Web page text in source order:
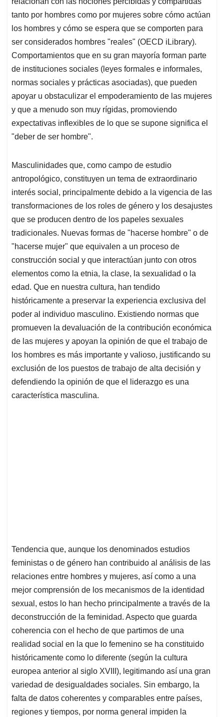
A
p
p
o
o
k
d
I
n
d
s
tanto por hombres como por mujeres sobre cómo actúan
los hombres y cómo se espera que se comporten para
ser considerados hombres "reales" (OECD iLibrary).
Comportamientos que en su gran mayoría forman parte
de instituciones sociales (leyes formales e informales,
normas sociales y prácticas asociadas), que pueden
apoyar u obstaculizar el empoderamiento de las mujeres
y que a menudo son muy rígidas, promoviendo
expectativas inflexibles de lo que se supone significa el
"deber de ser hombre".
Masculinidades que, como campo de estudio
antropológico, constituyen un tema de extraordinario
interés social, principalmente debido a la vigencia de las
transformaciones de los roles de género y los desajustes
que se producen dentro de los papeles sexuales
tradicionales. Nuevas formas de "hacerse hombre" o de
"hacerse mujer" que equivalen a un proceso de
construcción social y que interactúan junto con otros
elementos como la etnia, la clase, la sexualidad o la
edad. Que en nuestra cultura, han tendido
históricamente a preservar la experiencia exclusiva del
poder al individuo masculino. Existiendo normas que
promueven la devaluación de la contribución económica
de las mujeres y apoyan la opinión de que el trabajo de
los hombres es más importante y valioso, justificando su
exclusión de los puestos de trabajo de alta decisión y
defendiendo la opinión de que el liderazgo es una
característica masculina.
Tendencia que, aunque los denominados estudios
feministas o de género han contribuido al análisis de las
relaciones entre hombres y mujeres, así como a una
mejor comprensión de los mecanismos de la identidad
sexual, estos lo han hecho principalmente a través de la
deconstrucción de la feminidad. Aspecto que guarda
coherencia con el hecho de que partimos de una
realidad social en la que lo femenino se ha constituido
históricamente como lo diferente (según la cultura
europea anterior al siglo XVIII), legitimando así una gran
variedad de desigualdades sociales. Sin embargo, la
falta de datos coherentes y comparables entre países,
regiones y tiempos, por norma general impiden la